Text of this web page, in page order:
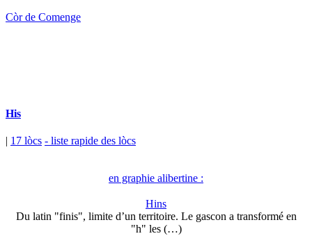
Còr de Comenge
His
| 17 lòcs - liste rapide des lòcs
en graphie alibertine :
Hins
Du latin "finis", limite d’un territoire. Le gascon a transformé en
"h" les (…)